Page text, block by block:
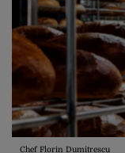
Chef Florin Dumitrescu